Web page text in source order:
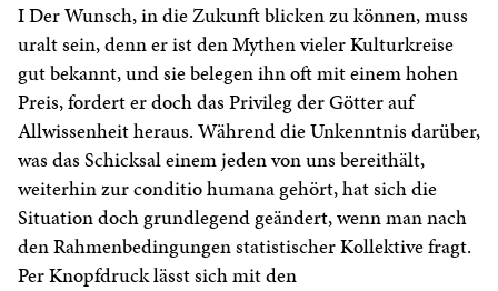
I Der Wunsch, in die Zukunft blicken zu können, muss
uralt sein, denn er ist den Mythen vieler Kulturkreise
gut bekannt, und sie belegen ihn oft mit einem hohen
Preis, fordert er doch das Privileg der Götter auf
Allwissenheit heraus. Während die Unkenntnis darüber,
was das Schicksal einem jeden von uns bereithält,
weiterhin zur conditio humana gehört, hat sich die
Situation doch grundlegend geändert, wenn man nach
den Rahmenbedingungen statistischer Kollektive fragt.
Per Knopfdruck lässt sich mit den